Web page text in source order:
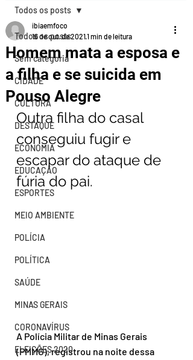
Todos os posts
Sem categoria
CIDADE
CULTURA
DESTAQUE
ECONOMIA
EDUCAÇÃO
ESPORTES
MEIO AMBIENTE
POLÍCIA
POLÍTICA
SAÚDE
MINAS GERAIS
CORONAVÍRUS
ELEIÇÕES 2020
Todos os posts
Homem mata a esposa e
a filha e se suicida em
Pouso Alegre
ibiaemfoco
16 de out. de 20211 min de leitura
Outra filha do casal
conseguiu fugir e
escapar do ataque de
fúria do pai.
A Polícia Militar de Minas Gerais
(PMMG), registrou na noite dessa